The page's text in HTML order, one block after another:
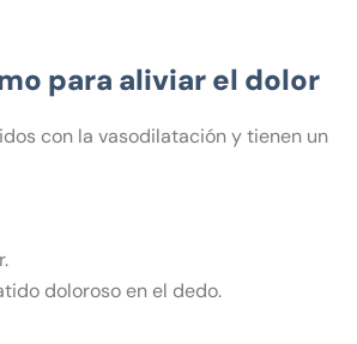
para aliviar el dolor
con la vasodilatación y tienen un
doloroso en el dedo.